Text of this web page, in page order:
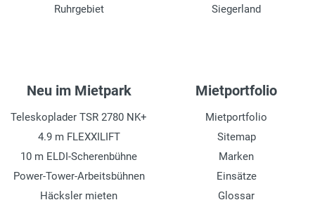
Ruhrgebiet
Siegerland
Neu im Mietpark
Teleskoplader TSR 2780 NK+
4.9 m FLEXXILIFT
10 m ELDI-Scherenbühne
Power-Tower-Arbeitsbühnen
Häcksler mieten
Mietportfolio
Mietportfolio
Sitemap
Marken
Einsätze
Glossar